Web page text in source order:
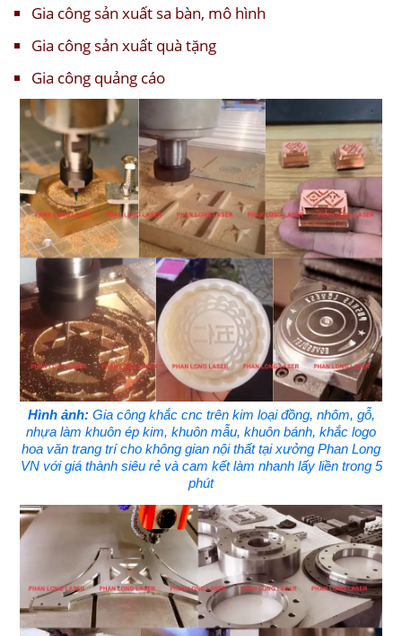
Gia công sản xuất sa bàn, mô hình
Gia công sản xuất quà tặng
Gia công quảng cáo
Hình ảnh:Gia công khắc cnc trên kim loại đồng, nhôm, gỗ,
nhựa làm khuôn ép kim, khuôn mẫu, khuôn bánh, khắc logo
hoa văn trang trí cho không gian nội thất tại xưởng Phan Long
VN với giá thành siêu rẻ và cam kết làm nhanh lấy liền trong 5
phút